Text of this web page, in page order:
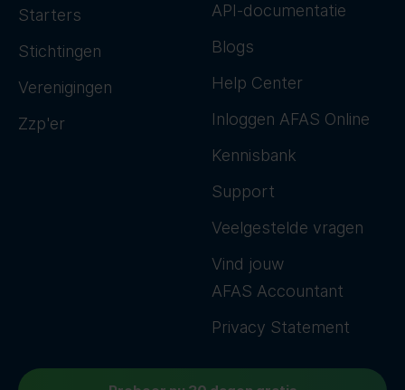
Starters
Stichtingen
Verenigingen
Zzp'er
API-documentatie
Blogs
Help Center
Inloggen AFAS Online
Kennisbank
Support
Veelgestelde vragen
Vind jouw
AFAS Accountant
Privacy Statement